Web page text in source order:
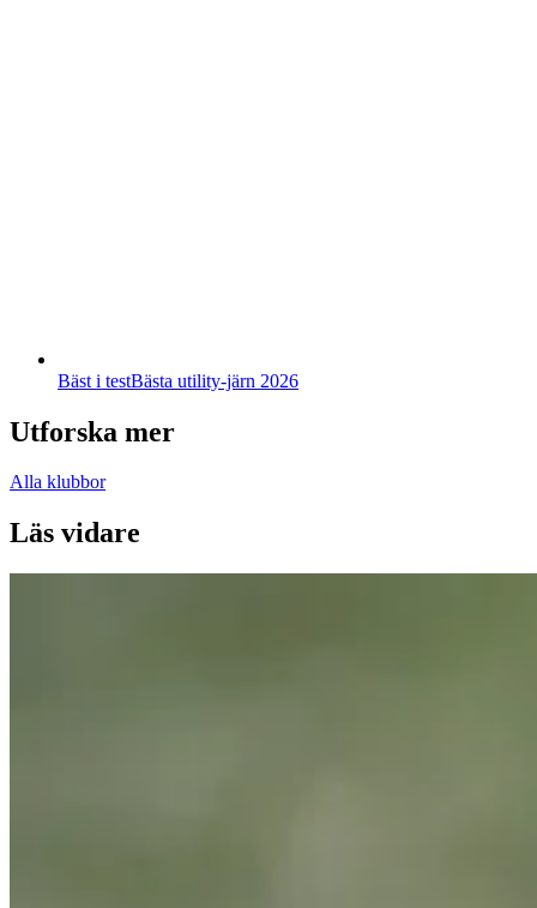
Bäst i testBästa utility-järn 2026
Utforska mer
Alla klubbor
Läs vidare